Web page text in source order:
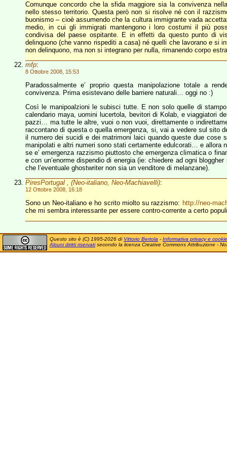
Comunque concordo che la sfida maggiore sia la convivenza
nello stesso territorio. Questa però non si risolve né con il
buonismo – cioè assumendo che la cultura immigrante vada
medio, in cui gli immigrati mantengono i loro costumi il più
condivisa del paese ospitante. E in effetti da questo punto di
delinquono (che vanno rispediti a casa) né quelli che lavorano e si
non delinquono, ma non si integrano per nulla, rimanendo corpo
mfp:
8 Ottobre 2008, 15:53
Paradossalmente e’ proprio questa manipolazione totale a
convivenza. Prima esistevano delle barriere naturali… oggi no :)
Così le manipoalzioni le subisci tutte. E non solo quelle di
calendario maya, uomini lucertola, bevitori di Kolab, e viaggiatori
pazzi… ma tutte le altre, vuoi o non vuoi, direttamente o
raccontano di questa o quella emergenza, si, vai a vedere sul sito
il numero dei sucidi e dei matrimoni laici quando queste due
manipolati e altri numeri sono stati certamente edulcorati… e allora
se e’ emergenza razzismo piuttosto che emergenza climatica o
e con un’enorme dispendio di energia (ie: chiedere ad ogni
che l’eventuale ghostwriter non sia un venditore di melanzane).
PiresPortugal , (Neo-italiano, Neo-Machiavelli):
12 Ottobre 2008, 16:18
Sono un Neo-italiano e ho scrito miolto su razzismo: http://neo-
che mi sembra interessante per essere contro-corrente a certo
Questo sito è (C) 1995-2026 di Vittorio Bertola - Informativa privacy e cookie
Alcuni diritti riservatisecondo la licenza Creative Commons Attribuzione -